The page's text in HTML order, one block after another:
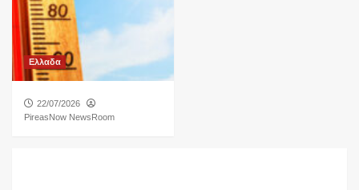
Ελλαδα
22/07/2026
PireasNow NewsRoom